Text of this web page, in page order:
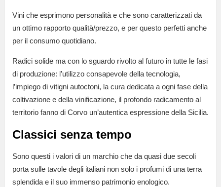
Vini che esprimono personalità e che sono caratterizzati da
un ottimo rapporto qualità/prezzo, e per questo perfetti anche
per il consumo quotidiano.
Radici solide ma con lo sguardo rivolto al futuro in tutte le fasi
di produzione: l’utilizzo consapevole della tecnologia,
l’impiego di vitigni autoctoni, la cura dedicata a ogni fase della
coltivazione e della vinificazione, il profondo radicamento al
territorio fanno di Corvo un’autentica espressione della Sicilia.
Classici senza tempo
Sono questi i valori di un marchio che da quasi due secoli
porta sulle tavole degli italiani non solo i profumi di una terra
splendida e il suo immenso patrimonio enologico.